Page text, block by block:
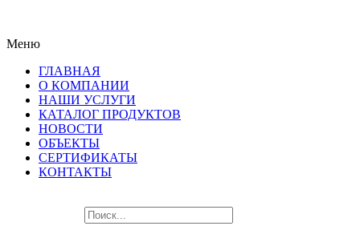
Меню
ГЛАВНАЯ
О КОМПАНИИ
НАШИ УСЛУГИ
КАТАЛОГ ПРОДУКТОВ
НОВОСТИ
ОБЪЕКТЫ
СЕРТИФИКАТЫ
КОНТАКТЫ